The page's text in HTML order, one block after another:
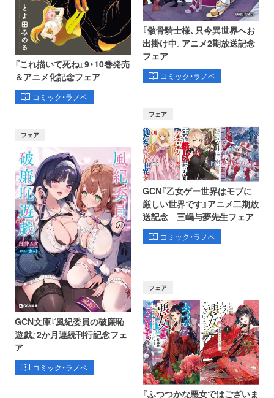
『これ描いて死ね』9・10巻発売
＆アニメ化記念フェア
コミック・ラノベ
『骸骨騎士様、只今異世界へお
出掛け中』アニメ2期放送記念
フェア
コミック・ラノベ
フェア
GCN文庫『風紀委員の破廉恥
遊戯』2か月連続刊行記念フェ
ア
コミック・ラノベ
フェア
GCN『乙女ゲー世界はモブに
厳しい世界です』アニメ二期放
送記念 三嶋与夢先生フェア
コミック・ラノベ
フェア
『ふつつかな悪女ではございま